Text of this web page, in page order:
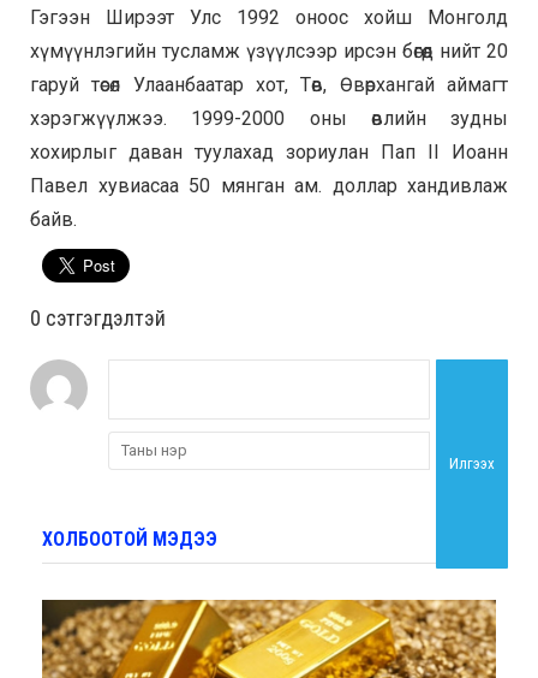
Гэгээн Ширээт Улс 1992 оноос хойш Монголд
хүмүүнлэгийн тусламж үзүүлсээр ирсэн бөгөөд нийт 20
гаруй төсөл Улаанбаатар хот, Төв, Өвөрхангай аймагт
хэрэгжүүлжээ. 1999-2000 оны өвлийн зудны
хохирлыг даван туулахад зориулан Пап II Иоанн
Павел хувиасаа 50 мянган ам. доллар хандивлаж
байв.
0 cэтгэгдэлтэй
Илгээх
ХОЛБООТОЙ МЭДЭЭ